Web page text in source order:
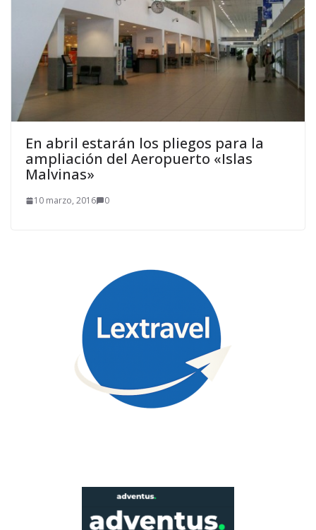
En abril estarán los pliegos para la
ampliación del Aeropuerto «Islas
Malvinas»
10 marzo, 2016 0